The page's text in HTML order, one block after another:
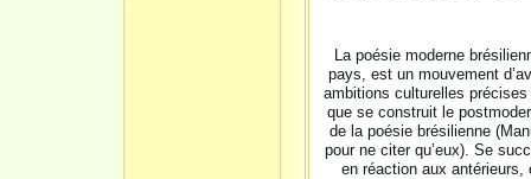
La poésie moderne
pays, est un mouvement
ambitions culturelles
que se construit le
de la poésie brésilienne
pour ne citer qu’eux). Se
en réaction aux